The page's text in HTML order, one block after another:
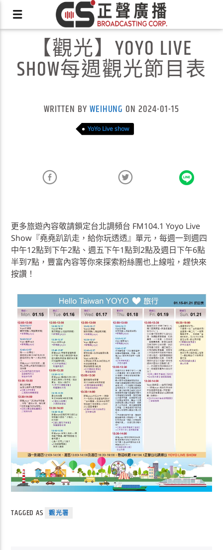
X
【觀光】YOYO LIVE
SHOW每週觀光節目表
WRITTEN BY WEIHUNG ON 2024-01-15
YoYo Live show
更多旅遊內容敬請鎖定台北調頻台 FM104.1 Yoyo Live
Show『堯堯趴趴走，給你玩透透』單元，每週一到週四
中午12點到下午2點、週五下午1點到2點及週日下午6點
半到7點，豐富內容等你來探索粉絲團也上線啦，趕快來
按讚！
TAGGED AS 觀光署